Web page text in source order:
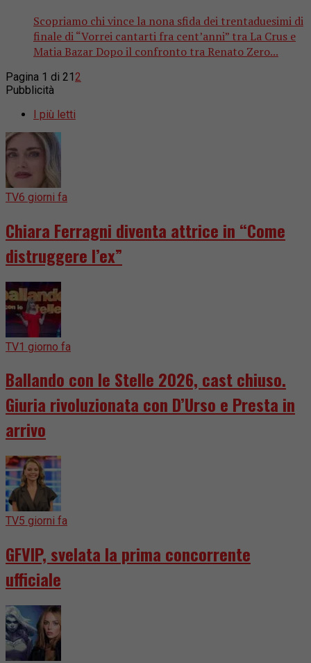
Scopriamo chi vince la nona sfida dei trentaduesimi di
finale di “Vorrei cantarti fra cent’anni” tra La Crus e
Matia Bazar Dopo il confronto tra Renato Zero...
Pagina 1 di 21 2
Pubblicità
I più letti
TV6 giorni fa
Chiara Ferragni diventa attrice in “Come
distruggere l’ex”
TV1 giorno fa
Ballando con le Stelle 2026, cast chiuso.
Giuria rivoluzionata con D’Urso e Presta in
arrivo
TV5 giorni fa
GFVIP, svelata la prima concorrente
ufficiale